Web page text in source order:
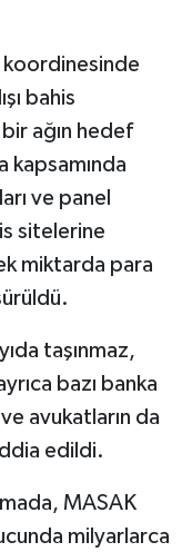
koordinesinde
bahis
ağın hedef
kapsamında
ve panel
sitelerine
miktarda para
taşınmaz,
bazı banka
avukatların da
edildi.
MASAK
milyarlarca